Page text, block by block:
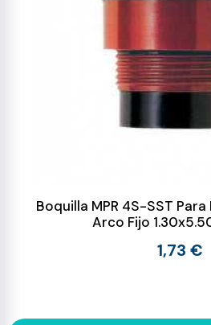
Boquilla MPR 4S-SST
Arco Fijo
1,73 €